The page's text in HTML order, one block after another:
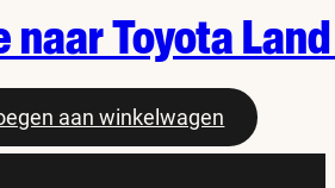
naar Toyota
aan winkelwagen